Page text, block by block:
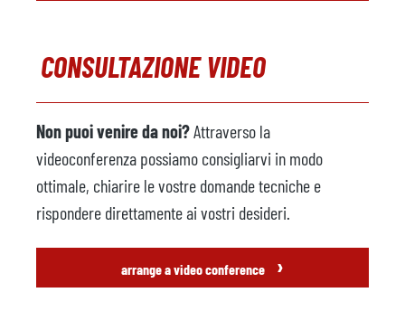
CONSULTAZIONE VIDEO
Non puoi venire da noi?Attraverso la
videoconferenza possiamo consigliarvi in modo
ottimale, chiarire le vostre domande tecniche e
rispondere direttamente ai vostri desideri.
arrange a video conference ›